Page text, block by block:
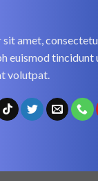
amet,
euismod
volutpat.